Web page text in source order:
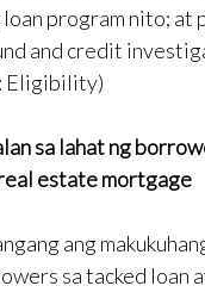
loan program nito; at
and credit
Eligibility)
sa lahat ng
estate mortgage
ang
sa tacked loan